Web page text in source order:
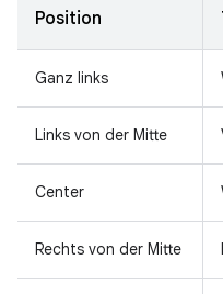
Position
Ganz links
Links von der Mitte
Center
Rechts von der Mitte